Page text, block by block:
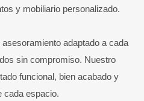
y mobiliario personalizado.
adaptado a cada
sin compromiso. Nuestro
funcional, bien acabado y
cada espacio.